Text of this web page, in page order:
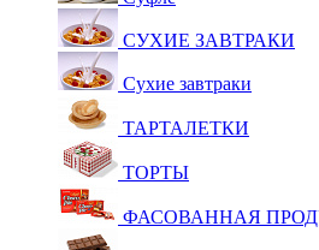
СУХИЕ ЗАВТРАКИ
Сухие завтраки
ТАРТАЛЕТКИ
ТОРТЫ
ФАСОВАННАЯ